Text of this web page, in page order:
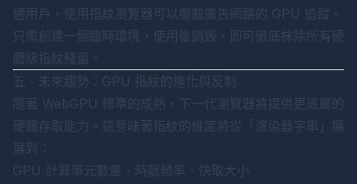
通用戶，使用指紋瀏覽器可以攔截廣告網路的 GPU 追蹤。
只需創建一個臨時環境，使用後銷毀，即可徹底抹除所有硬
體級指紋殘留。
五、未來趨勢：GPU 指紋的進化與反制
隨著 WebGPU 標準的成熟，下一代瀏覽器將提供更底層的
硬體存取能力。這意味著指紋的維度將從「渲染器字串」擴
展到：
GPU 計算單元數量、時脈頻率、快取大小